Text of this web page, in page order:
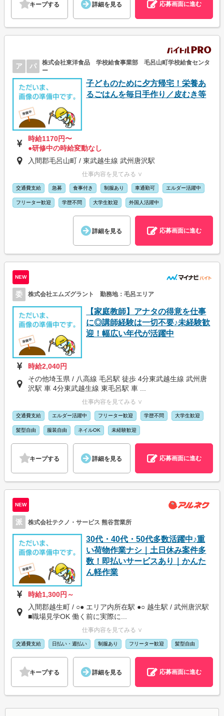
キープする 詳細を見る 応募画面に進む
ア パ
株式会社東洋食品 学校給食事業部 毛呂山町学校給食センタ
ー
子どものために夕方帰宅！栄養あ
るごはんを毎日手作り／皮むき等
時給1170円〜
●研修中の時給変動なし
入間郡毛呂山町 / 東武越生線 武州唐沢駅
仕事内容を見てみる ∨
交通費支給 急募 食事付き 制服あり 車通勤可 エルダー活躍中
フリーター歓迎 学歴不問 大学生歓迎 外国人活躍中
詳細を見る 応募画面に進む
NEW
委 株式会社エムズグラント 勤務地：毛呂エリア
【家庭教師】アナタの得意を仕事
に◎講師経験は一切不要♪未経験歓
迎！幅広い年代が活躍中
時給2,040円
その他埼玉県 / 八高線 毛呂駅 徒歩 4分東武越生線 武州唐
沢駅 車 4分東武越生線 東毛呂駅 車 ...
仕事内容を見てみる ∨
交通費支給 エルダー活躍中 フリーター歓迎 学歴不問 大学生歓迎
髪型自由 服装自由 ネイルOK 未経験歓迎
キープする 詳細を見る 応募画面に進む
NEW
派 株式会社テクノ・サービス 熊谷営業所
30代・40代・50代多数活躍中♪重
い荷物作業ナシ｜土日休み案件多
数！即払いサービスあり｜かんた
ん軽作業
時給1,300円～
入間郡越生町 / ○● エリア内所在駅 ●○ 越生駅 / 武州唐沢駅
■職場見学OK 働く前に実際に...
仕事内容を見てみる ∨
交通費支給 日払い・週払い 制服あり フリーター歓迎 髪型自由
キープする 詳細を見る 応募画面に進む